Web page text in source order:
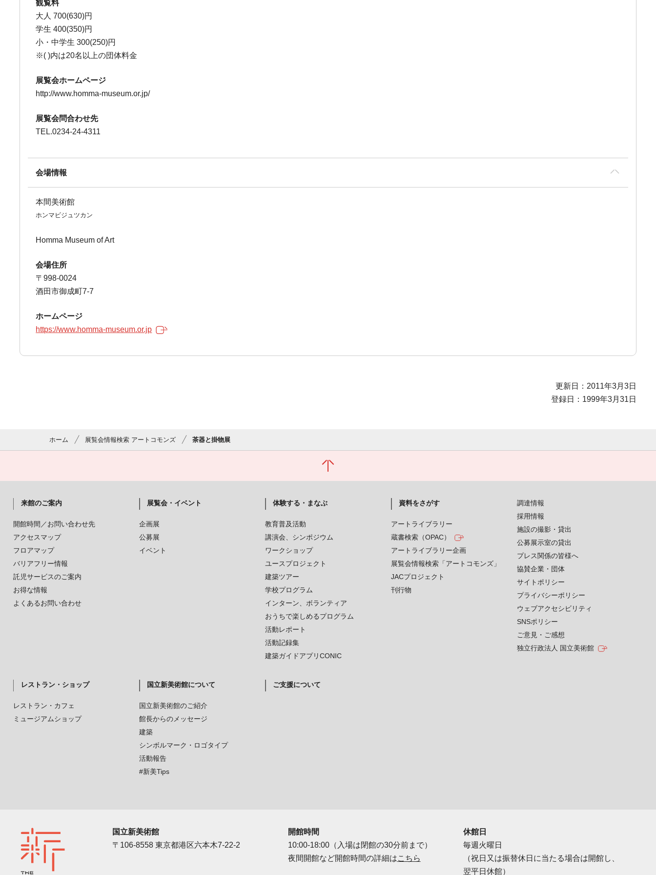
観覧料
大人 700(630)円
学生 400(350)円
小・中学生 300(250)円
※( )内は20名以上の団体料金
展覧会ホームページ
http://www.homma-museum.or.jp/
展覧会問合わせ先
TEL.0234-24-4311
会場情報
本間美術館
ホンマビジュツカン
Homma Museum of Art
会場住所
〒998-0024
酒田市御成町7-7
ホームページ
https://www.homma-museum.or.jp
更新日：2011年3月3日
登録日：1999年3月31日
ホーム 展覧会情報検索 アートコモンズ 茶器と掛物展
来館のご案内
開館時間／お問い合わせ先
アクセスマップ
フロアマップ
バリアフリー情報
託児サービスのご案内
お得な情報
よくあるお問い合わせ
展覧会・イベント
企画展
公募展
イベント
体験する・まなぶ
教育普及活動
講演会、シンポジウム
ワークショップ
ユースプロジェクト
建築ツアー
学校プログラム
インターン、ボランティア
おうちで楽しめるプログラム
活動レポート
活動記録集
建築ガイドアプリCONIC
資料をさがす
アートライブラリー
蔵書検索（OPAC）
アートライブラリー企画
展覧会情報検索「アートコモンズ」
JACプロジェクト
刊行物
レストラン・ショップ
レストラン・カフェ
ミュージアムショップ
国立新美術館について
国立新美術館のご紹介
館長からのメッセージ
建築
シンボルマーク・ロゴタイプ
活動報告
#新美Tips
ご支援について
調達情報
採用情報
施設の撮影・貸出
公募展示室の貸出
プレス関係の皆様へ
協賛企業・団体
サイトポリシー
プライバシーポリシー
ウェブアクセシビリティ
SNSポリシー
ご意見・ご感想
独立行政法人 国立美術館
国立新美術館
〒106-8558 東京都港区六本木7-22-2
開館時間
10:00-18:00（入場は閉館の30分前まで）
夜間開館など開館時間の詳細はこちら
休館日
毎週火曜日
（祝日又は振替休日に当たる場合は開館し、
翌平日休館）